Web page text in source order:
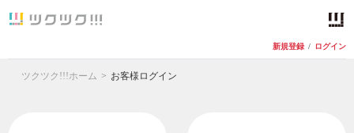
新規登録 / ログイン
ツクツク!!!ホーム お客様ログイン